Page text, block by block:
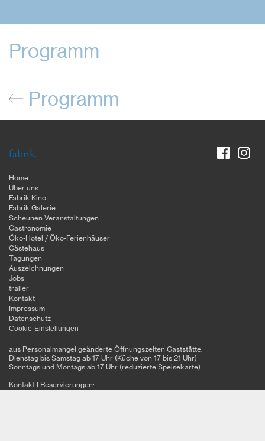
Programm
Programm
fabrik.
Home
Über uns
Fabrik Kino
Fabrik Galerie
Scheunen Veranstaltungen
Gastronomie
Öko-Hotel / Öko-Ferienhäuser
Gästehaus
Tagungen
Auszeichnungen
Jobs
trailer
Kontakt
Impressum
Datenschutz
Cookie-Einstellungen
aus Personalmangel geänderte Öffnungszeiten Gaststätte:
Dienstag bis Samstag ab 17 Uhr (Küche von 17 bis 21 Uhr)
Sonntags und Montags ab 17 Uhr (reduzierte Speisekarte)
Kontakt I Reservierungen: